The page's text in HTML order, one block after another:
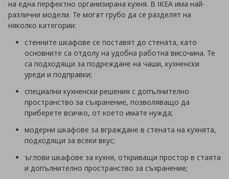
на една перфектно организирана кухня. В IKEA има най-
различни модели. Те могат грубо да се разделят на
няколко категории:
стенните шкафове се поставят до стената, като
основните са отдолу на удобна работна височина. Те
са подходящи за подреждане на чаши, кухненски
уреди и подправки;
специални кухненски решения с допълнително
пространство за съхранение, позволяващо да
приберете всичко, от което имате нужда;
модерни шкафове за вграждане в стената на кухнята,
подходящи за всеки вкус;
ъглови шкафове за кухня, откриващи простор в стаята
и допълнително пространство за съхранение;